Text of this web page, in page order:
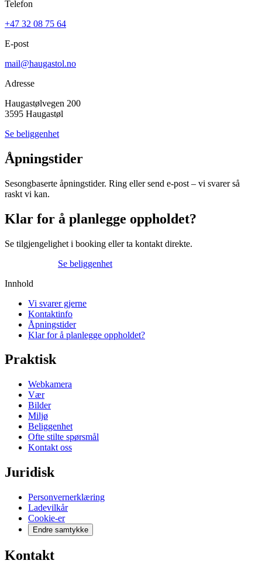
Telefon
+47 32 08 75 64
E-post
mail@haugastol.no
Adresse
Haugastølvegen 200
3595 Haugastøl
Se beliggenhet
Åpningstider
Sesongbaserte åpningstider. Ring eller send e-post – vi svarer så
raskt vi kan.
Klar for å planlegge oppholdet?
Se tilgjengelighet i booking eller ta kontakt direkte.
Se beliggenhet
Innhold
Vi svarer gjerne
Kontaktinfo
Åpningstider
Klar for å planlegge oppholdet?
Praktisk
Webkamera
Vær
Bilder
Miljø
Beliggenhet
Ofte stilte spørsmål
Kontakt oss
Juridisk
Personvernerklæring
Ladevilkår
Cookie-er
Endre samtykke
Kontakt